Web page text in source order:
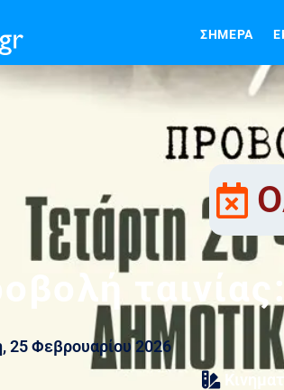
ΣΉΜΕΡΑ
25 Φεβρουαρίου 2026